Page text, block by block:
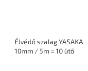
Élvédő szalag YASAKA
10mm / 5m = 10 ütő